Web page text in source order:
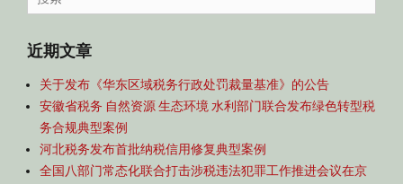
航
for:
近期文章
关于发布《华东区域税务行政处罚裁量基准》的公告
安徽省税务 自然资源 生态环境 水利部门联合发布绿色转型税
务合规典型案例
河北税务发布首批纳税信用修复典型案例
全国八部门常态化联合打击涉税违法犯罪工作推进会议在京